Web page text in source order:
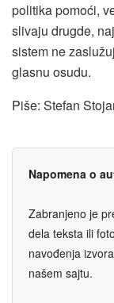
politika pomoći,
slivaju drugde,
sistem ne
glasnu osudu.
Piše: Stefan
Napomena o
Zabranjeno je
dela teksta ili
navođenja
našem sajtu.